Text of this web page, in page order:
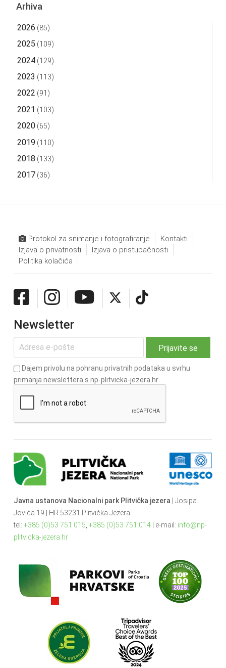
Arhiva
2026 (85)
2025 (109)
2024(129)
2023 (113)
2022 (91)
2021 (103)
2020(65)
2019 (110)
2018 (133)
2017(36)
Protokol za snimanje i fotografiranje
Kontakti
Izjava o privatnosti
Izjava o pristupačnosti
Politika kolačića
Newsletter
Dajem privolu na pohranu privatnih podataka u svrhu
primanja newslettera s np-plitvicka-jezera.hr
Javna ustanova Nacionalni park Plitvička jezera | Josipa
Jovića 19 | HR 53231 Plitvička Jezera
tel: +385 (0)53 751 015 +385 (0)53 751 014| e-mail: info@np-
plitvicka-jezera.hr